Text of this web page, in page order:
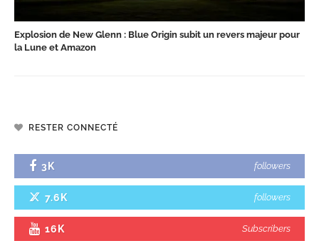
Explosion de New Glenn : Blue Origin subit un revers majeur pour
la Lune et Amazon
RESTER CONNECTÉ
3K followers
7.6K followers
16K Subscribers